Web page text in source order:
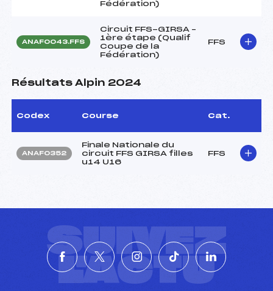
Fédération)
ANAF0043.FFS
Circuit FFS-GIRSA –
1ère étape (Qualif
Coupe de la
Fédération)
FFS
Résultats Alpin 2024
Codex Course Cat.
ANAF0352
Finale Nationale du
circuit FFS GIRSA filles
u14 U16
FFS
SUIVEZ
L'ACTU